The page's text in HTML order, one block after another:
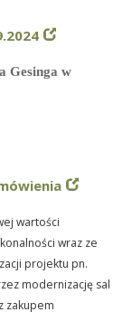
Gesinga w
wartości
wraz ze
projektu pn.
modernizację sal
zakupem